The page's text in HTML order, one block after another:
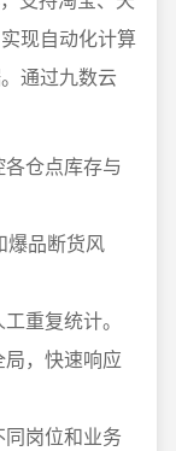
现自动化计算
通过九数云
仓点库存与
爆品断货风
重复统计。
，快速响应
岗位和业务